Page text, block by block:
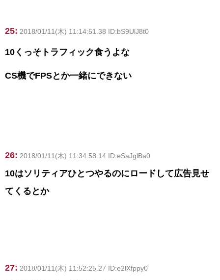
25: 2018/01/11(木) 11:14:51.38 ID:bS9UlJ8t0
10くっそトラフィック食うよな
CS機でFPSとか一緒にできない
26: 2018/01/11(木) 11:34:58.14 ID:eSaJglBa0
10はソリティアひとつやるのにロードして広告見せ
てくるとか
27: 2018/01/11(木) 11:52:25.27 ID:e2lXfppy0